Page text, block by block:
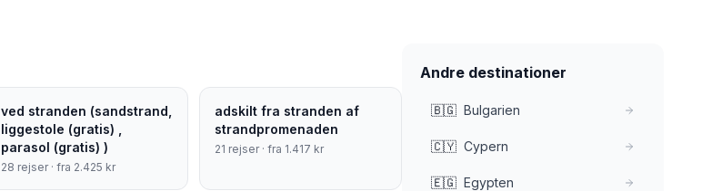
ved stranden (sandstrand,
liggestole (gratis) ,
parasol (gratis) )
28 rejser · fra 2.425 kr
adskilt fra stranden af
strandpromenaden
21 rejser · fra 1.417 kr
Andre destinationer
🇧🇬 Bulgarien
🇨🇾 Cypern
🇪🇬 Egypten